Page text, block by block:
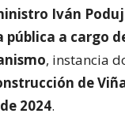
Iván
pública a cargo
, instancia
de
2024.